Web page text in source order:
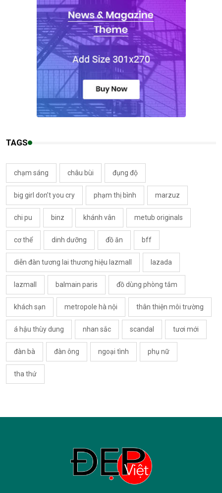
TAGS
chạm sáng châu bùi đụng độ
big girl don’t you cry phạm thị bình marzuz
chi pu binz khánh vân metub originals
cơ thể dinh dưỡng đồ ăn bff
diễn đàn tương lai thương hiệu lazmall lazada
lazmall balmain paris đồ dùng phòng tắm
khách sạn metropole hà nội thân thiện môi trường
á hậu thùy dung nhan sắc scandal tươi mới
đàn bà đàn ông ngoại tình phụ nữ
tha thứ